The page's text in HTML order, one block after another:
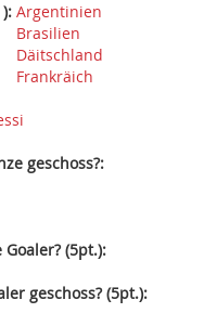
Argentinien
Brasilien
Däitschland
Frankräich
geschoss?:
(5pt.):
geschoss? (5pt.):